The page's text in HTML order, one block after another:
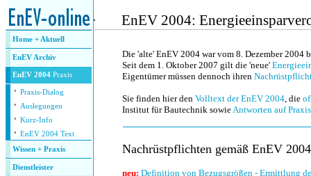
. EnEV 2004:
Home + Aktuell
EnEV Archiv
EnEV 2004 Praxis
· Praxis-Dialog
· Auslegungen
· Kurz-Info
· EnEV 2004 Text
Wissen + Praxis
Dienstleister
Die 'alte' EnEV 2004 war vom 8. Dezember 2004
Seit dem 1. Oktober 2007 gilt die 'neue'
Eigentümer müssen dennoch ihren
Sie finden hier den Volltext der EnEV 2004, die
Institut für Bautechnik sowieAntworten auf
Nachrüstpflichten gemäß EnEV 2004
neu: Definition von Bezugsgrößen - Ermittlung